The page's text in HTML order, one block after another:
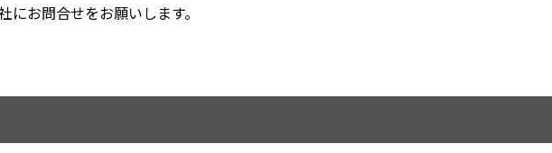
お問合せをお願いします。